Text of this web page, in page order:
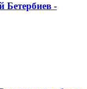
Бетербиев -